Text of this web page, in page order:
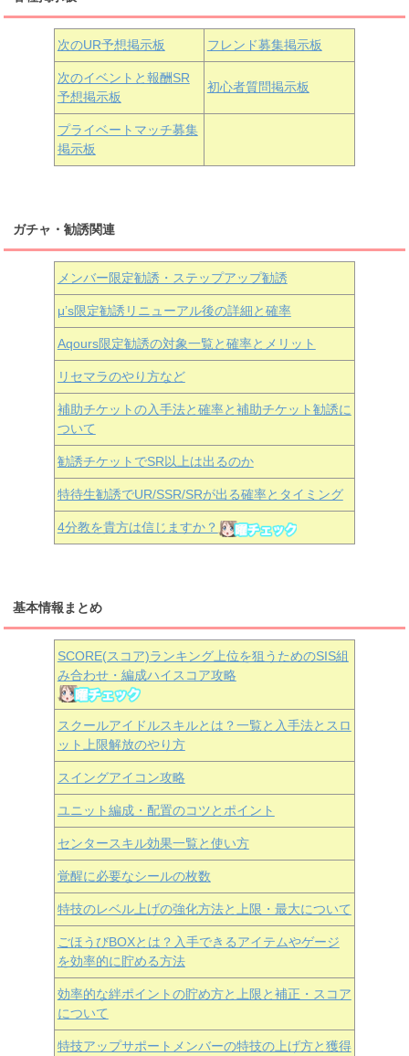
朝香果林 近江彼方 エマ・ヴェルデ
次のUR予想掲示板 フレンド募集掲示板
次のイベントと報酬SR
予想掲示板
初心者質問掲示板
プライベートマッチ募集
掲示板
ガチャ・勧誘関連
メンバー限定勧誘・ステップアップ勧誘
μ’s限定勧誘リニューアル後の詳細と確率
Aqours限定勧誘の対象一覧と確率とメリット
リセマラのやり方など
補助チケットの入手法と確率と補助チケット勧誘に
ついて
勧誘チケットでSR以上は出るのか
特待生勧誘でUR/SSR/SRが出る確率とタイミング
4分教を貴方は信じますか？
基本情報まとめ
SCORE(スコア)ランキング上位を狙うためのSIS組
み合わせ・編成ハイスコア攻略
スクールアイドルスキルとは？一覧と入手法とスロ
ット上限解放のやり方
スイングアイコン攻略
ユニット編成・配置のコツとポイント
センタースキル効果一覧と使い方
覚醒に必要なシールの枚数
特技のレベル上げの強化方法と上限・最大について
ごほうびBOXとは？入手できるアイテムやゲージ
を効率的に貯める方法
効率的な絆ポイントの貯め方と上限と補正・スコア
について
特技アップサポートメンバーの特技の上げ方と獲得